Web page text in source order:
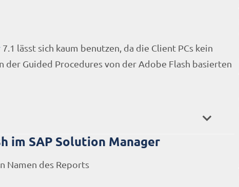
7.1 lässt sich kaum benutzen, da die Client PCs kein
Guided Procedures von der Adobe Flash basierten
im SAP Solution Manager
Namen des Reports